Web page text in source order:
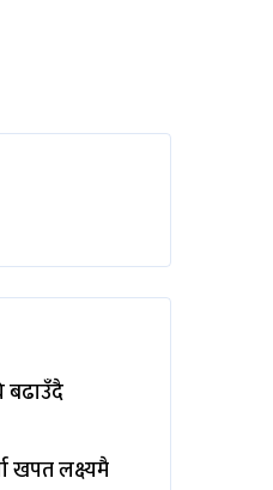
बढाउँदै
खपत लक्ष्यमै